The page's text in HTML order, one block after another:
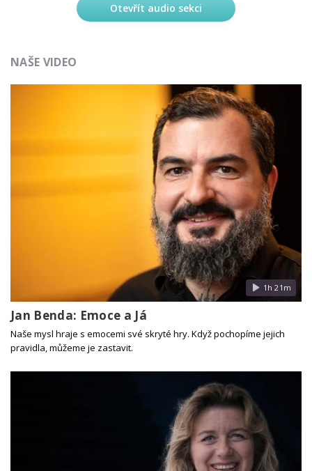
Otevřít audio sekci
NAŠE VIDEO
1h 21m
Jan Benda: Emoce a Já
Naše mysl hraje s emocemi své skryté hry. Když pochopíme jejich
pravidla, můžeme je zastavit.